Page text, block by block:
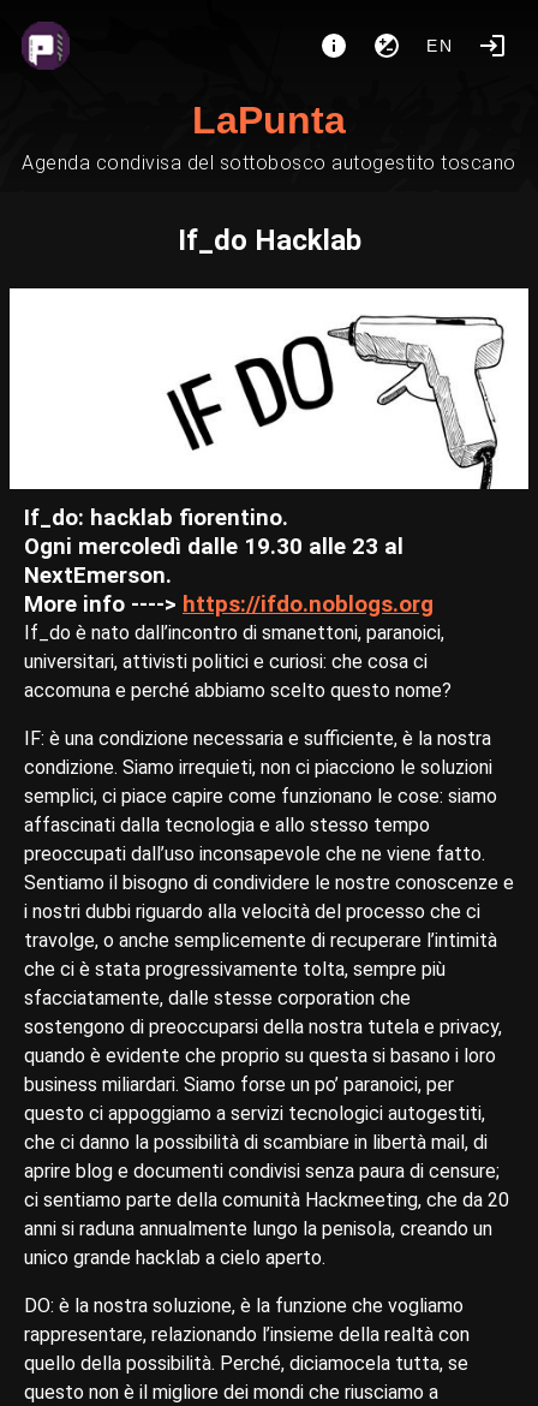
EN
LaPunta
Agenda condivisa del sottobosco autogestito toscano
If_do Hacklab
If_do: hacklab fiorentino.
Ogni mercoledì dalle 19.30 alle 23 al
NextEmerson.
More info ----> https://ifdo.noblogs.org
If_do è nato dall’incontro di smanettoni, paranoici,
universitari, attivisti politici e curiosi: che cosa ci
accomuna e perché abbiamo scelto questo nome?
IF: è una condizione necessaria e sufficiente, è la nostra
condizione. Siamo irrequieti, non ci piacciono le soluzioni
semplici, ci piace capire come funzionano le cose: siamo
affascinati dalla tecnologia e allo stesso tempo
preoccupati dall’uso inconsapevole che ne viene fatto.
Sentiamo il bisogno di condividere le nostre conoscenze e
i nostri dubbi riguardo alla velocità del processo che ci
travolge, o anche semplicemente di recuperare l’intimità
che ci è stata progressivamente tolta, sempre più
sfacciatamente, dalle stesse corporation che
sostengono di preoccuparsi della nostra tutela e privacy,
quando è evidente che proprio su questa si basano i loro
business miliardari. Siamo forse un po’ paranoici, per
questo ci appoggiamo a servizi tecnologici autogestiti,
che ci danno la possibilità di scambiare in libertà mail, di
aprire blog e documenti condivisi senza paura di censure;
ci sentiamo parte della comunità Hackmeeting, che da 20
anni si raduna annualmente lungo la penisola, creando un
unico grande hacklab a cielo aperto.
DO: è la nostra soluzione, è la funzione che vogliamo
rappresentare, relazionando l’insieme della realtà con
quello della possibilità. Perché, diciamocela tutta, se
questo non è il migliore dei mondi che riusciamo a